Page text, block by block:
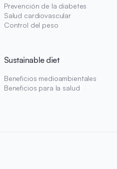
Prevención de la diabetes
Salud cardiovascular
Control del peso
Sustainable diet
Beneficios medioambientales
Beneficios para la salud